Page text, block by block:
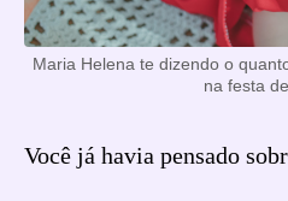
Maria Helena te dizendo o
na festa
Você já havia pensado